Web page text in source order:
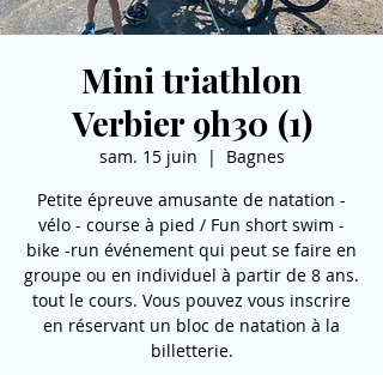
Mini triathlon
Verbier 9h30 (1)
sam. 15 juin
  |
Bagnes
Petite épreuve amusante de natation -
vélo - course à pied / Fun short swim -
bike -run événement qui peut se faire en
groupe ou en individuel à partir de 8 ans.
tout le cours. Vous pouvez vous inscrire
en réservant un bloc de natation à la
billetterie.